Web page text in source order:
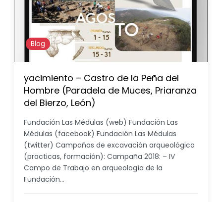
Blog
yacimiento – Castro de la Peña del
Hombre (Paradela de Muces, Priaranza
del Bierzo, León)
Fundación Las Médulas (web) Fundación Las
Médulas (facebook) Fundación Las Médulas
(twitter) Campañas de excavación arqueológica
(practicas, formación): Campaña 2018: – IV
Campo de Trabajo en arqueología de la
Fundación…